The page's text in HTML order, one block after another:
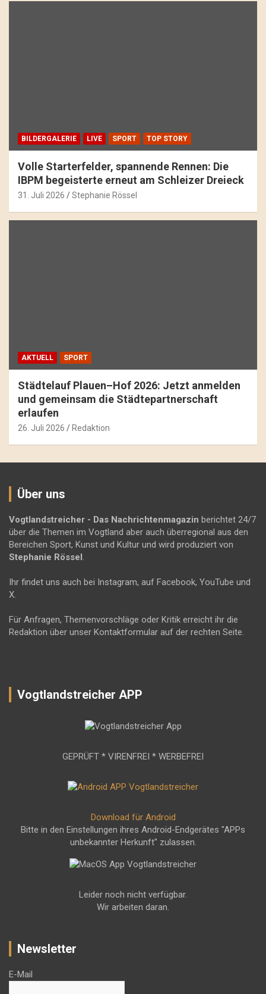
BILDERGALERIE LIVE SPORT TOP STORY
Volle Starterfelder, spannende Rennen: Die
IBPM begeisterte erneut am Schleizer Dreieck
31. Juli 2026 Stephanie Rössel
AKTUELL SPORT
Städtelauf Plauen–Hof 2026: Jetzt anmelden
und gemeinsam die Städtepartnerschaft
erlaufen
26. Juli 2026 Redaktion
Über uns
Vogtlandstreicher - Das Nachrichtenmagazin berichtet 24/7
über die Themen im Vogtland aber auch überregional aus den
Bereichen Sport, Kunst und Kultur und wird produziert von
Stephanie Rössel.
Ihr findet uns auch bei Instagram, auf Facebook, YouTube und
X.
Für Anfragen, Themenvorschläge oder Kritik erreicht ihr die
Redaktion über unser Kontaktformular auf der rechten Seite.
Vogtlandstreicher APP
GEPRÜFT * VIRENFREI * WERBEFREI
Download für Android
Bitte in den Einstellungen ihres Android-Endgerätes "APPs
unbekannter Herkunft" zulassen.
Leider noch nicht verfügbar.
Wir arbeiten daran.
Newsletter
E-Mail